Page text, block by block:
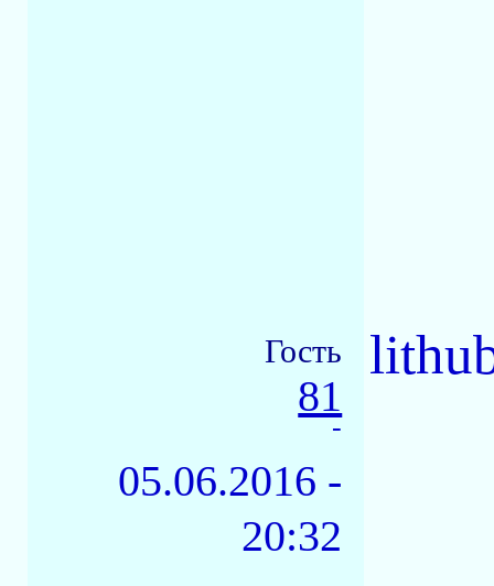
Гость
81
-
05.06.2016 -
20:32